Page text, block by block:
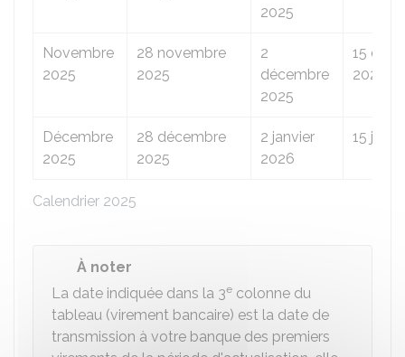
Calendrier 2025
2025
Novembre
2025
28 novembre
2025
2
décembre
2025
15
2025
Décembre
2025
28 décembre
2025
2 janvier
2026
15
À noter
La date indiquée dans la 3e colonne du
tableau (virement bancaire) est la date de
transmission à votre banque des premiers